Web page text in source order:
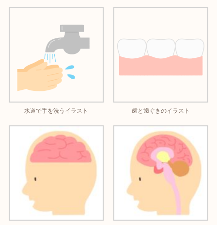
水道で手を洗うイラスト 歯と歯ぐきのイラスト